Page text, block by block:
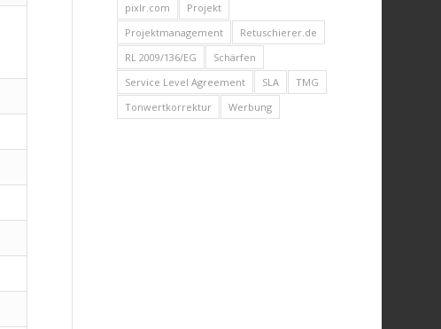
pixlr.com
Projekt
Projektmanagement
Retuschierer.de
RL 2009/136/EG
Schärfen
Service Level Agreement
SLA
TMG
Tonwertkorrektur
Werbung